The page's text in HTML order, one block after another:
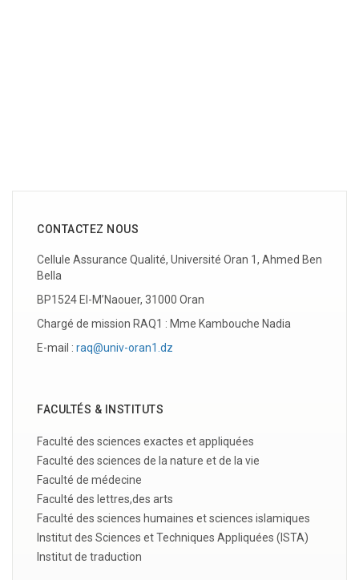
CONTACTEZ NOUS
Cellule Assurance Qualité, Université Oran 1, Ahmed Ben
Bella
BP1524 El-M’Naouer, 31000 Oran
Chargé de mission RAQ1 : Mme Kambouche Nadia
E-mail : raq@univ-oran1.dz
FACULTÉS & INSTITUTS
Faculté des sciences exactes et appliquées
Faculté des sciences de la nature et de la vie
Faculté de médecine
Faculté des lettres,des arts
Faculté des sciences humaines et sciences islamiques
Institut des Sciences et Techniques Appliquées (ISTA)
Institut de traduction